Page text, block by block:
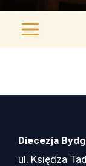
Diecezja
ul. Księdza